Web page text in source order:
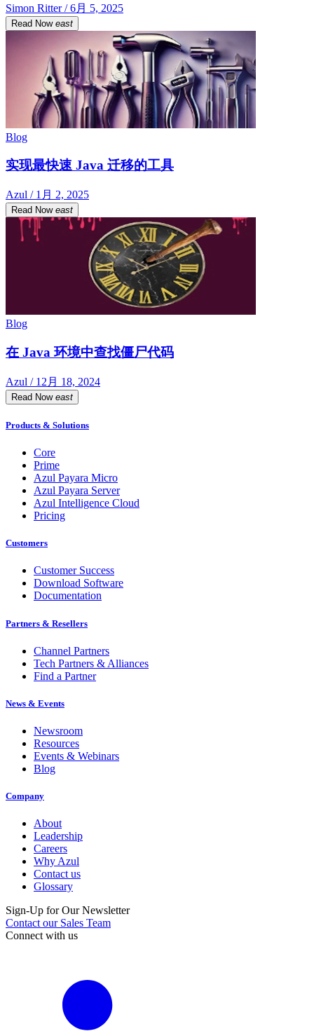
Simon Ritter / 6月 5, 2025
Read Now east
Blog
实现最快速 Java 迁移的工具
Azul / 1月 2, 2025
Read Now east
Blog
在 Java 环境中查找僵尸代码
Azul / 12月 18, 2024
Read Now east
Products & Solutions
Core
Prime
Azul Payara Micro
Azul Payara Server
Azul Intelligence Cloud
Pricing
Customers
Customer Success
Download Software
Documentation
Partners & Resellers
Channel Partners
Tech Partners & Alliances
Find a Partner
News & Events
Newsroom
Resources
Events & Webinars
Blog
Company
About
Leadership
Careers
Why Azul
Contact us
Glossary
Sign-Up for Our Newsletter
Contact our Sales Team
Connect with us